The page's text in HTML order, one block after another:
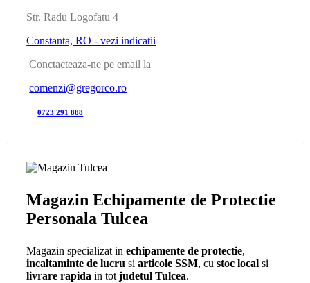
Str. Radu Logofatu 4
Constanta, RO - vezi indicatii
Conctacteaza-ne pe email la
comenzi@gregorco.ro
0723 291 888
Magazin Echipamente de Protectie
Personala Tulcea
Magazin specializat inechipamente de protectie,
incaltaminte de lucru siarticole SSM, cu stoc local si
livrare rapida in totjudetul Tulcea.